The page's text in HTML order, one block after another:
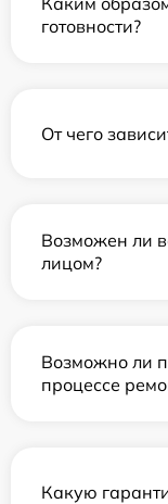
готовности?
От чего
Возможен ли
лицом?
Возможно ли
процессе
Какую